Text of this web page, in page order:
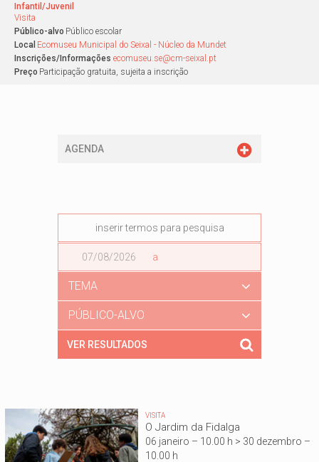
Infantil/Juvenil
Visita
Público-alvo Público escolar
Local Ecomuseu Municipal do Seixal - Núcleo da Mundet
Inscrições/Informações ecomuseu.se@cm-seixal.pt
Preço Participação gratuita, sujeita a inscrição
AGENDA
a
Data
TEMA
PÚBLICO-ALVO
VISITA
O Jardim da Fidalga
06 janeiro – 10.00 h > 30 dezembro –
10.00 h